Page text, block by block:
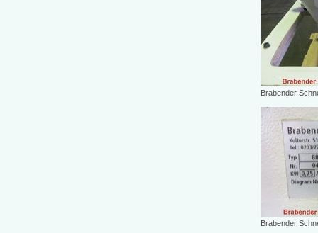
Brabender
Brabender